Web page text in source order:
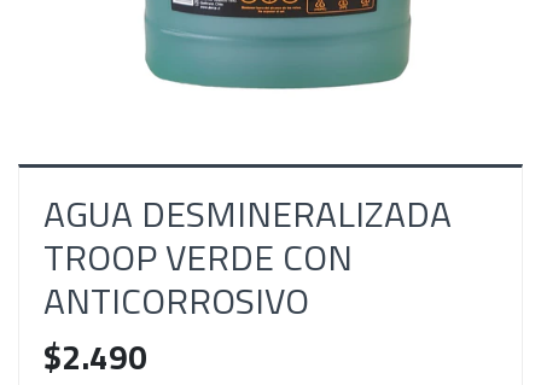
AGUA DESMINERALIZADA
TROOP VERDE CON
ANTICORROSIVO
$2.490